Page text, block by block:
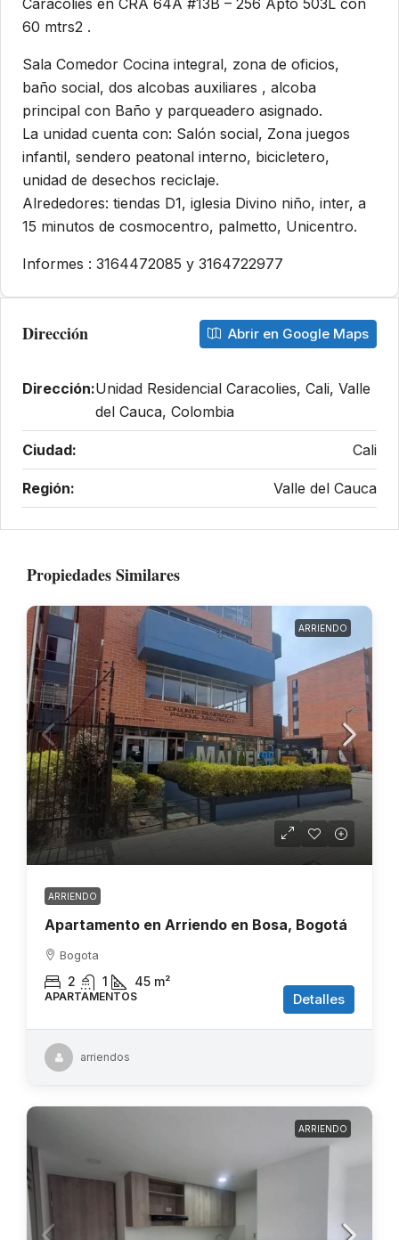
60 mtrs2 .
Sala Comedor Cocina integral, zona de oficios,
baño social, dos alcobas auxiliares , alcoba
principal con Baño y parqueadero asignado.
La unidad cuenta con: Salón social, Zona juegos
infantil, sendero peatonal interno, bicicletero,
unidad de desechos reciclaje.
Alrededores: tiendas D1, iglesia Divino niño, inter, a
15 minutos de cosmocentro, palmetto, Unicentro.
Informes : 3164472085 y 3164722977
Dirección Abrir en Google Maps
Dirección:Unidad Residencial Caracolies, Cali, Valle
del Cauca, Colombia
Ciudad: Cali
Región: Valle del Cauca
Propiedades Similares
ARRIENDO
$1.200.000
ARRIENDO
Apartamento en Arriendo en Bosa, Bogotá
Bogota
2 1 45 m²
APARTAMENTOS Detalles
arriendos
ARRIENDO